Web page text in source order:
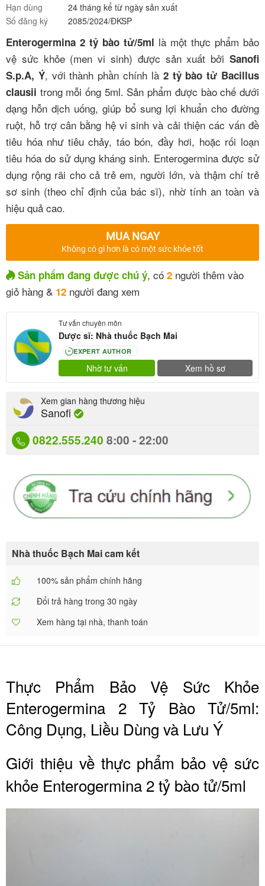
Hạn dùng
24 tháng kể từ ngày sản xuất
Số đăng ký
2085/2024/ĐKSP
Enterogermina 2 tỷ bào tử/5ml là một thực phẩm bảo
vệ sức khỏe (men vi sinh) được sản xuất bởi Sanofi
S.p.A, Ý, với thành phần chính là 2 tỷ bào tử Bacillus
clausii trong mỗi ống 5ml. Sản phẩm được bào chế dưới
dạng hỗn dịch uống, giúp bổ sung lợi khuẩn cho đường
ruột, hỗ trợ cân bằng hệ vi sinh và cải thiện các vấn đề
tiêu hóa như tiêu chảy, táo bón, đầy hơi, hoặc rối loạn
tiêu hóa do sử dụng kháng sinh. Enterogermina được sử
dụng rộng rãi cho cả trẻ em, người lớn, và thậm chí trẻ
sơ sinh (theo chỉ định của bác sĩ), nhờ tính an toàn và
hiệu quả cao.
MUA NGAY
Không có gì hơn là có một sức khỏe tốt
Sản phẩm đang được chú ý, có 2 người thêm vào
giỏ hàng & 12 người đang xem
Tư vấn chuyên môn
Dược sĩ: Nhà thuốc Bạch Mai
EXPERT AUTHOR
Nhờ tư vấn Xem hồ sơ
0822.555.240 8:00 - 22:00
Xem gian hàng thương hiệu
Sanofi
Nhà thuốc Bạch Mai cam kết
100% sản phẩm chính hãng
Đổi trả hàng trong 30 ngày
Xem hàng tại nhà, thanh toán
Thực Phẩm Bảo Vệ Sức Khỏe
Enterogermina 2 Tỷ Bào Tử/5ml:
Công Dụng, Liều Dùng và Lưu Ý
Giới thiệu về thực phẩm bảo vệ sức
khỏe Enterogermina 2 tỷ bào tử/5ml